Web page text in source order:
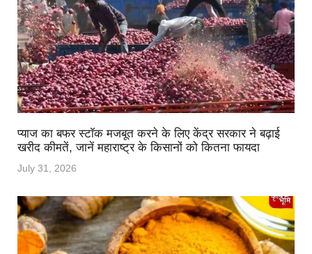
प्याज का बफर स्टॉक मजबूत करने के लिए केंद्र सरकार ने बढ़ाई
खरीद कीमतें, जानें महाराष्ट्र के किसानों को कितना फायदा
July 31, 2026